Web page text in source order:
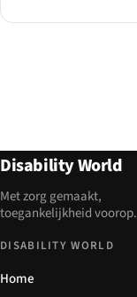
Disability World
Met zorg gemaakt,
toegankelijkheid voorop.
DISABILITY WORLD
Home